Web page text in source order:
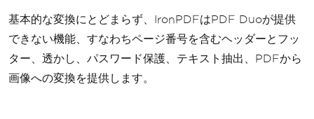
基本的な変換にとどまらず、IronPDFはPDF Duoが提供
できない機能、すなわちページ番号を含むヘッダーとフッ
ター、透かし、パスワード保護、テキスト抽出、PDFから
画像への変換を提供します。